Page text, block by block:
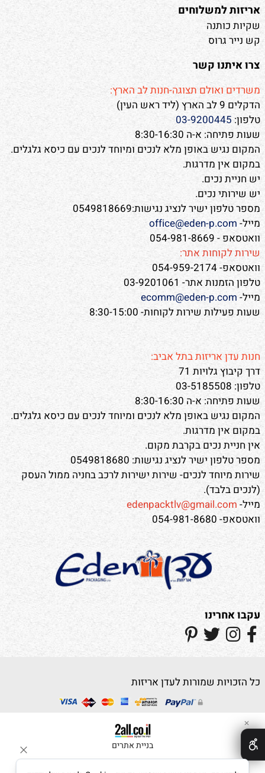
אריזות למשלוחים
שקיות כותנה
קש נייר גרוס
צרו איתנו קשר
משרדים ואולם תצוגה-חנות לב הארץ:
הדקלים 9 לב הארץ (ליד ראש העין)
טלפון: 03-9200445
שעות פתיחה: א-ה 8:30-16:30
המקום נגיש באופן מלא לנכים ומיוחד לנכים עם כיסא גלגלים.
במקום אין מדרגות.
יש חניית נכים.
יש שירותי נכים.
מספר טלפון ישיר לנציג נגישות:0549818669
מייל- office@eden-p.com
וואטסאפ - 054-981-8669
שירות לקוחות אתר:
וואטסאפ- 054-959-2174
טלפון הזמנות אתר- 03-9201061
מייל- ecomm@eden-p.com
שעות פעילות שירות לקוחות- 8:30-15:00
חנות עדן אריזות בתל אביב:
דרך קיבוץ גלויות 71
טלפון: 03-5185508
שעות פתיחה: א-ה 8:30-16:30
המקום נגיש באופן מלא לנכים ומיוחד לנכים עם כיסא גלגלים.
במקום אין מדרגות.
אין חניית נכים בקרבת מקום.
מספר טלפון ישיר לנציג נגישות: 0549818680
שירות מיוחד לנכים- שירות ישירות לרכב בחניה ממול העסק
(לנכים בלבד).
מייל- edenpacktlv@gmail.com
וואטסאפ- 054-981-8680
עקבו אחרינו
כל הזכויות שמורות לעדן אריזות
בניית אתרים
✕